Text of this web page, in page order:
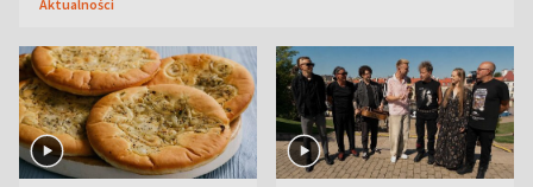
Aktualności